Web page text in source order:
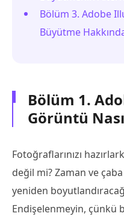
Bölüm 3. Adobe
Büyütme
Bölüm 1.
Görüntü
Fotoğraflarınızı
değil mi? Zaman ve
yeniden
Endişelenmeyin, çünkü